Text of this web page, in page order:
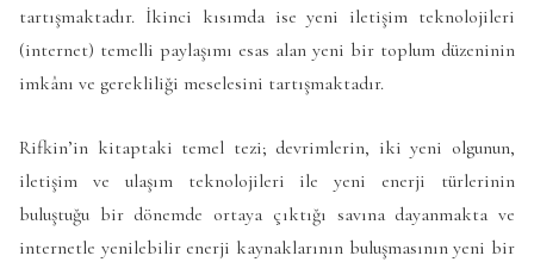
tartışmaktadır. İkinci kısımda ise yeni iletişim teknolojileri
(internet) temelli paylaşımı esas alan yeni bir toplum düzeninin
imkânı ve gerekliliği meselesini tartışmaktadır.
Rifkin’in kitaptaki temel tezi; devrimlerin, iki yeni olgunun,
iletişim ve ulaşım teknolojileri ile yeni enerji türlerinin
buluştuğu bir dönemde ortaya çıktığı savına dayanmakta ve
internetle yenilebilir enerji kaynaklarının buluşmasının yeni bir